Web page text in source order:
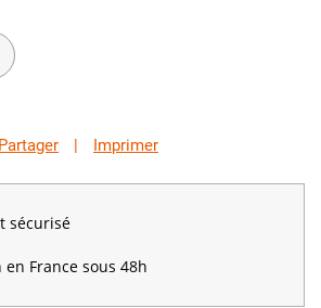
Partager | Imprimer
sécurisé
en France sous 48h